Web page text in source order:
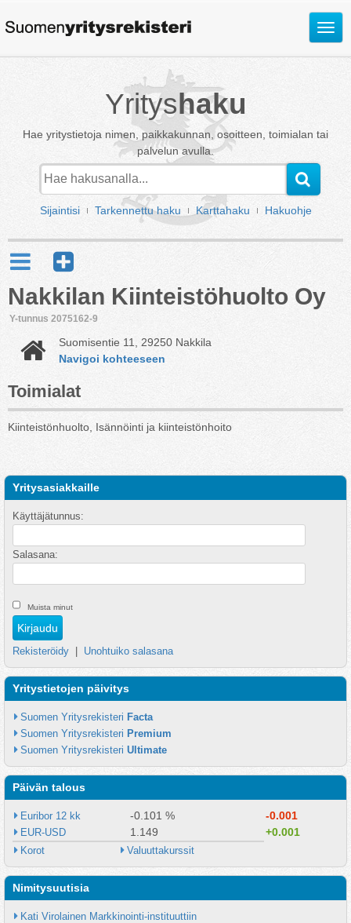
Avaa
Yrityshaku
Hae yritystietoja nimen, paikkakunnan, osoitteen, toimialan tai
palvelun avulla.
Sijaintisi Tarkennettu haku Karttahaku Hakuohje
Nakkilan Kiinteistöhuolto Oy
Y-tunnus 2075162-9
Suomisentie 11, 29250 Nakkila
Navigoi kohteeseen
Toimialat
Kiinteistönhuolto, Isännöinti ja kiinteistönhoito
Yritysasiakkaille
Käyttäjätunnus:
Salasana:
Muista minut
Rekisteröidy Unohtuiko salasana
Yritystietojen päivitys
Suomen Yritysrekisteri Facta
Suomen Yritysrekisteri Premium
Suomen Yritysrekisteri Ultimate
Päivän talous
Euribor 12 kk -0.101 % -0.001
EUR-USD 1.149 +0.001
Korot Valuuttakurssit
Nimitysuutisia
Kati Virolainen Markkinointi-instituuttiin